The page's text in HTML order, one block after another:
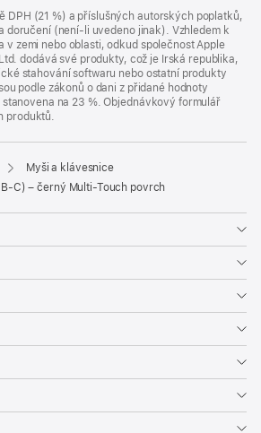
DPH (21 %) a příslušných autorských poplatků,
doručení (není-li uvedeno jinak). Vzhledem k
v zemi nebo oblasti, odkud společnost Apple
dodává své produkty, což je Irská republika,
stahování softwaru nebo ostatní produkty
podle zákonů o dani z přidané hodnoty
na 23 %. Objednávkový formulář
produktů.
Myši a klávesnice
– černý Multi-Touch povrch